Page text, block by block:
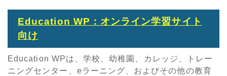
Education WP：オンライン学習サイト
向け
Education WPは、学校、幼稚園、カレッジ、トレー
ニングセンター、eラーニング、およびその他の教育